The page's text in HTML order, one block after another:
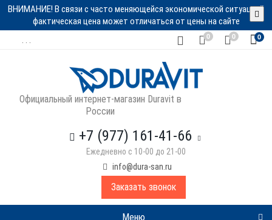
ВНИМАНИЕ! В связи с часто меняющейся экономической ситуацией
фактическая цена может отличаться от цены на сайте
0 0 0
Официальный интернет-магазин Duravit в
России
+7 (977) 161-41-66
Ежедневно с 10-00 до 21-00
info@dura-san.ru
Заказать звонок
Меню